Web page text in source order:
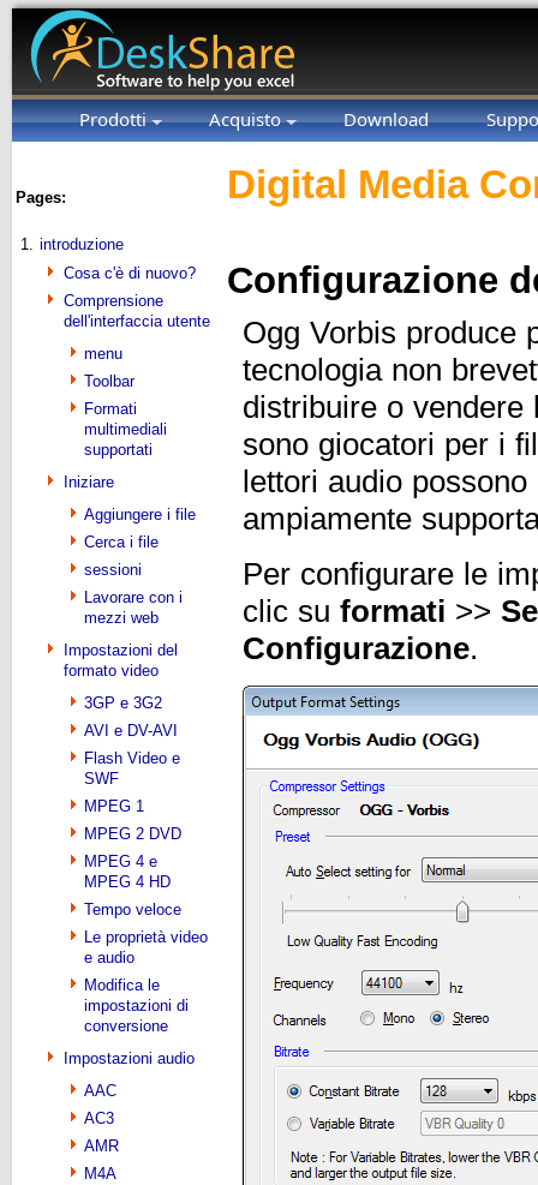
Prodotti Acquisto Download
Pages:
1. introduzione
Cosa c'è di nuovo?
Comprensione
dell'interfaccia utente
menu
Toolbar
Formati
multimediali
supportati
Iniziare
Aggiungere i file
Cerca i file
sessioni
Lavorare con i
mezzi web
Impostazioni del
formato video
3GP e 3G2
AVI e DV-AVI
Flash Video e
SWF
MPEG 1
MPEG 2 DVD
MPEG 4 e
MPEG 4 HD
Tempo veloce
Le proprietà video
e audio
Modifica le
impostazioni di
conversione
Impostazioni audio
AAC
AC3
AMR
M4A
Digital Media
Configurazione
Ogg Vorbis produce
tecnologia non
distribuire o
sono giocatori per i
lettori audio
ampiamente
Per configurare le
clic su formati >>
Configurazione.